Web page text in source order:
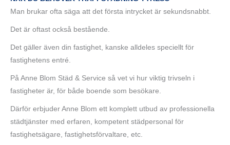
Man brukar ofta säga att det första intrycket är sekundsnabbt.
Det är oftast också bestående.
Det gäller även din fastighet, kanske alldeles speciellt för
fastighetens entré.
På Anne Blom Städ & Service så vet vi hur viktig trivseln i
fastigheter är, för både boende som besökare.
Därför erbjuder Anne Blom ett komplett utbud av professionella
städtjänster med erfaren, kompetent städpersonal för
fastighetsägare, fastighetsförvaltare, etc.